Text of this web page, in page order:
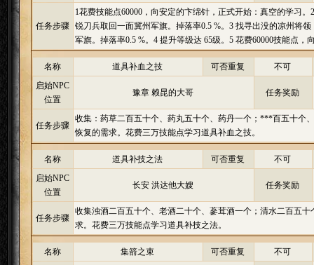
任务步骤
1花费技能点60000，向安定的卞绵针，正式开始：真空的学习
锐刀兵取回一面冀州军旗。掉落率0.5 %。3 找寻出没的凉州将
军旗。掉落率0.5 %。4 提升等级达 65级。5 花费60000技能点，
名称 道具补血之技 可否重复
不可
启始NPC
位置
豫章 赖昆的大哥 任务奖励
任务步骤
收集：药草二百五十个、药丸五十个、药丹一个；***百五十个
恢复的需求。花费三万技能点学习道具补血之技。
名称 道具补技之法 可否重复
不可
启始NPC
位置
长安 洪达他大嫂 任务奖励
任务步骤
收集浊酒二百五十个、老酒二十个、蔘茸酒一个；清水二百五
求。花费三万技能点学习道具补技之法。
名称 集箭之束 可否重复
不可